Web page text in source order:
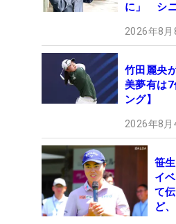
に」 シニ
2026年8
竹田麗央
美夢有は
ング】
2026年8
笹
イ
て
ど